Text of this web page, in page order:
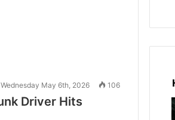
Wednesday May 6th, 2026 106
Driver Hits